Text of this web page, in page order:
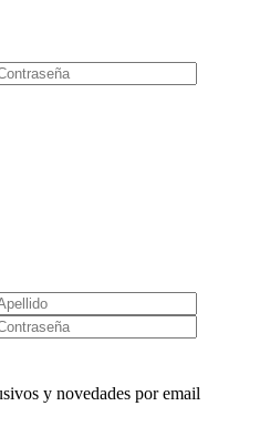
y novedades por email